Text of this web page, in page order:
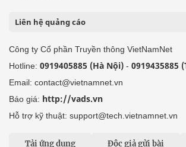
Liên hệ quảng cáo
Công ty Cổ phần Truyền thông VietNamNet
Hotline: 0919405885 (Hà Nội) - 0919435885
Email: contact@vietnamnet.vn
Báo giá: http://vads.vn
Hỗ trợ kỹ thuật: support@tech.vietnamnet.vn
Tải ứng dụng Độc giả gửi bài